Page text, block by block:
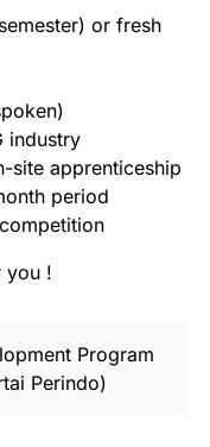
or fresh
industry
site apprenticeship
period
you !
Program
Perindo)